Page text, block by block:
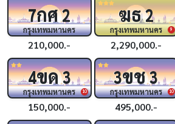
7กศ2
กรุงเทพมหานคร
210,000.-
9
ฆธ2
กรุงเทพมหานคร
2,290,000.-
10
4ขด3
กรุงเทพมหานคร
150,000.-
10
3ขช3
กรุงเทพมหานคร
495,000.-